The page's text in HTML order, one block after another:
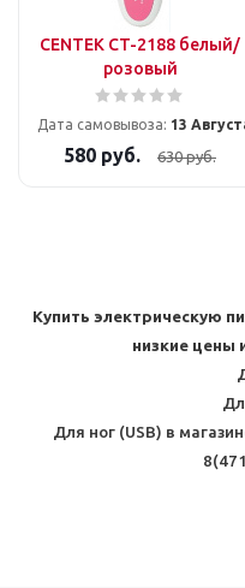
CENTEK CT-2188 белый/
розовый
Дата самовывоза: 13
580 руб. 630руб.
Купить электрическую
низкие цены
Для ног (USB) в